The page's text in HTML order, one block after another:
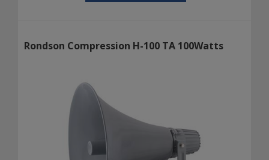
Rondson Compression H-100 TA 100Watts